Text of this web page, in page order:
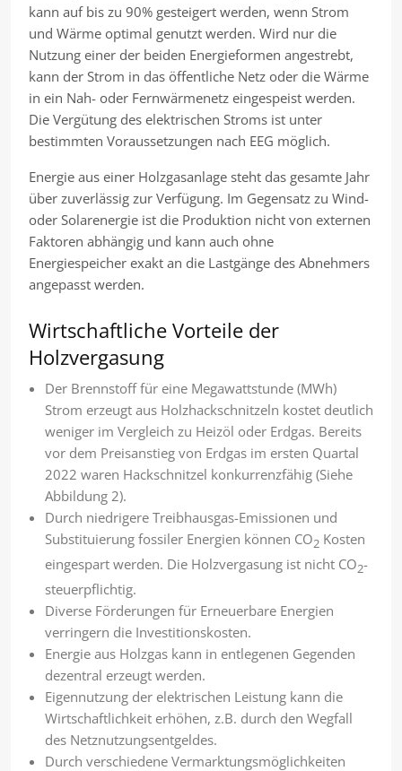
kann auf bis zu 90% gesteigert werden, wenn Strom
und Wärme optimal genutzt werden. Wird nur die
Nutzung einer der beiden Energieformen angestrebt,
kann der Strom in das öffentliche Netz oder die Wärme
in ein Nah- oder Fernwärmenetz eingespeist werden.
Die Vergütung des elektrischen Stroms ist unter
bestimmten Voraussetzungen nach EEG möglich.
Energie aus einer Holzgasanlage steht das gesamte Jahr
über zuverlässig zur Verfügung. Im Gegensatz zu Wind-
oder Solarenergie ist die Produktion nicht von externen
Faktoren abhängig und kann auch ohne
Energiespeicher exakt an die Lastgänge des Abnehmers
angepasst werden.
Wirtschaftliche Vorteile der
Holzvergasung
Der Brennstoff für eine Megawattstunde (MWh)
Strom erzeugt aus Holzhackschnitzeln kostet deutlich
weniger im Vergleich zu Heizöl oder Erdgas. Bereits
vor dem Preisanstieg von Erdgas im ersten Quartal
2022 waren Hackschnitzel konkurrenzfähig (Siehe
Abbildung 2).
Durch niedrigere Treibhausgas-Emissionen und
Substituierung fossiler Energien können CO2Kosten
eingespart werden. Die Holzvergasung ist nicht CO2-
steuerpflichtig.
Diverse Förderungen für Erneuerbare Energien
verringern die Investitionskosten.
Energie aus Holzgas kann in entlegenen Gegenden
dezentral erzeugt werden.
Eigennutzung der elektrischen Leistung kann die
Wirtschaftlichkeit erhöhen, z.B. durch den Wegfall
des Netznutzungsentgeldes.
Durch verschiedene Vermarktungsmöglichkeiten